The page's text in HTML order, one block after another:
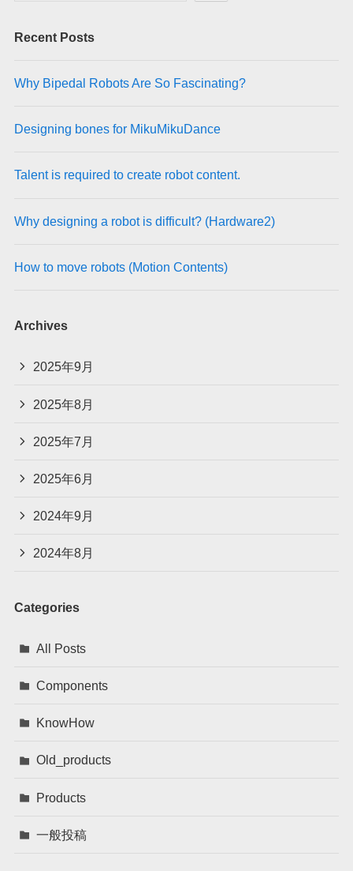
t
Recent Posts
Why Bipedal Robots Are So Fascinating?
Designing bones for MikuMikuDance
Talent is required to create robot content.
Why designing a robot is difficult? (Hardware2)
How to move robots (Motion Contents)
Archives
2025年9月
2025年8月
2025年7月
2025年6月
2024年9月
2024年8月
Categories
All Posts
Components
KnowHow
Old_products
Products
一般投稿